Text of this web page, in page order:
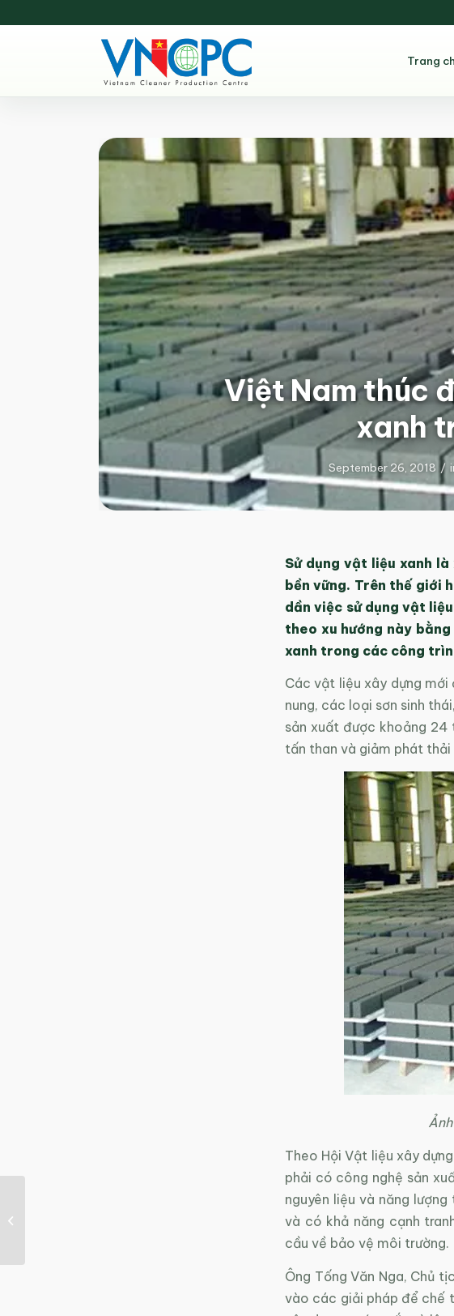
Trang
Việt Nam thúc
xanh
September 26, 2018 /
Sử dụng vật liệu xanh
bền vững. Trên thế giới
dần việc sử dụng vật
theo xu hướng này
xanh trong các công
Các vật liệu xây dựng
nung, các loại sơn sinh
sản xuất được khoảng
tấn than và giảm phát thải
Theo Hội Vật liệu xây
phải có công nghệ sản
nguyên liệu và năng
và có khả năng cạnh
cầu về bảo vệ môi trường.
Ông Tống Văn Nga, Chủ
vào các giải pháp để chế